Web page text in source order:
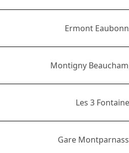
Ermont
Montigny
Les 3
Gare